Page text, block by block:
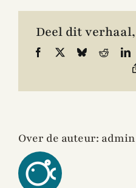
Deel dit
Facebook BlueskyReddit
Over de auteur: admin